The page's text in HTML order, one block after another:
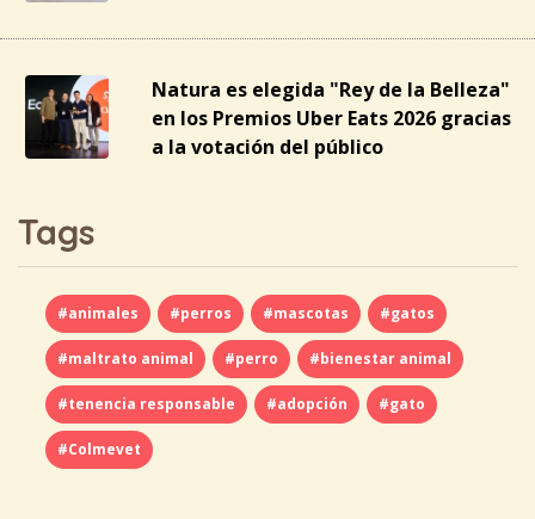
Natura es elegida "Rey de la Belleza"
en los Premios Uber Eats 2026 gracias
a la votación del público
Tags
#animales #perros #mascotas #gatos
#maltrato animal #perro #bienestar animal
#tenencia responsable #adopción #gato
#Colmevet